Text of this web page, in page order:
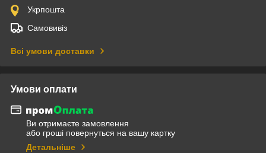
Укрпошта
Самовивіз
Всі умови доставки
Умови оплати
Ви отримаєте замовлення
або гроші повернуться на вашу картку
Детальніше